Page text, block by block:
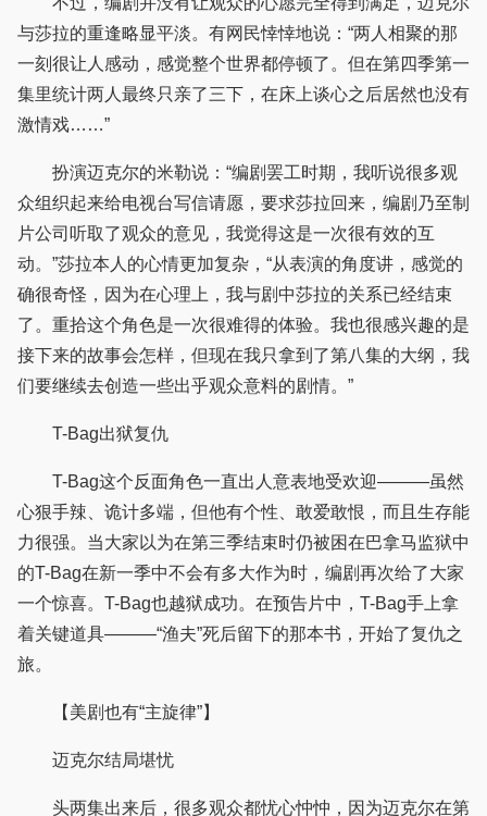
与莎拉的重逢略显平淡。有网民悻悻地说：“两人相聚的那
一刻很让人感动，感觉整个世界都停顿了。但在第四季第一
集里统计两人最终只亲了三下，在床上谈心之后居然也没有
激情戏……”
扮演迈克尔的米勒说：“编剧罢工时期，我听说很多观
众组织起来给电视台写信请愿，要求莎拉回来，编剧乃至制
片公司听取了观众的意见，我觉得这是一次很有效的互
动。”莎拉本人的心情更加复杂，“从表演的角度讲，感觉的
确很奇怪，因为在心理上，我与剧中莎拉的关系已经结束
了。重拾这个角色是一次很难得的体验。我也很感兴趣的是
接下来的故事会怎样，但现在我只拿到了第八集的大纲，我
们要继续去创造一些出乎观众意料的剧情。”
T-Bag出狱复仇
T-Bag这个反面角色一直出人意表地受欢迎———虽然
心狠手辣、诡计多端，但他有个性、敢爱敢恨，而且生存能
力很强。当大家以为在第三季结束时仍被困在巴拿马监狱中
的T-Bag在新一季中不会有多大作为时，编剧再次给了大家
一个惊喜。T-Bag也越狱成功。在预告片中，T-Bag手上拿
着关键道具———“渔夫”死后留下的那本书，开始了复仇之
旅。
【美剧也有“主旋律”】
迈克尔结局堪忧
头两集出来后，很多观众都忧心忡忡，因为迈克尔在第